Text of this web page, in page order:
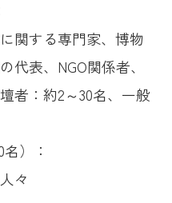
関する専門家、博物
代表、NGO関係者、
者：約2～30名、一般
）：
々